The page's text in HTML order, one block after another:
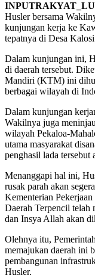
Husler bersama
kunjungan kerja ke
tepatnya di Desa
Dalam kunjungan ini,
di daerah tersebut.
Mandiri (KTM) ini
berbagai wilayah di
Dalam kunjungan
Wakilnya juga
wilayah Pekaloa-
utama masyarakat
penghasil lada tersebut
Menanggapi hal ini,
rusak parah akan
Kementerian
Daerah Terpencil telah
dan Insya Allah akan
Olehnya itu,
memajukan daerah ini
pembangunan
Husler.